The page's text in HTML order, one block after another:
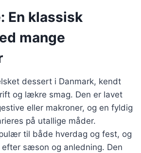
En klassisk
mange
dessert i Danmark, kendt
og lækre smag. Den er lavet
eller makroner, og en fyldig
på utallige måder.
til både hverdag og fest, og
sæson og anledning. Den